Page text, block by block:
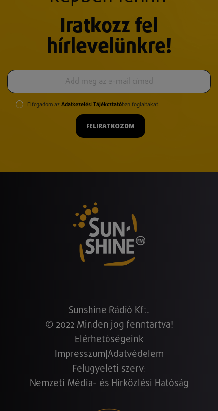
Iratkozz fel
hírlevelünkre!
Elfogadom az Adatkezelési Tájékoztatóban foglaltakat.
FELIRATKOZOM
Sunshine Rádió Kft.
© 2022 Minden jog fenntartva!
Elérhetőségeink
Impresszum Adatvédelem
Felügyeleti szerv:
Nemzeti Média- és Hírközlési Hatóság